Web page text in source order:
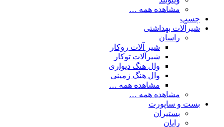
مشاهده همه …
چسب
شیرآلات بهداشتی
راسان
شیر آلات روکار
شیرآلات توکار
وال هنگ دیواری
وال هنگ زمینی
مشاهده همه …
مشاهده همه …
بست و ساپورت
بستیران
رایان